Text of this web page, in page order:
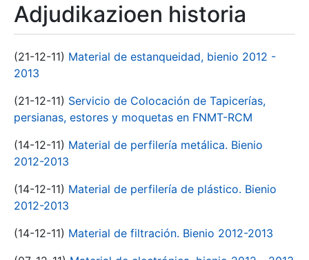
Adjudikazioen historia
(21-12-11) Material de estanqueidad, bienio 2012 -
2013
(21-12-11) Servicio de Colocación de Tapicerías,
persianas, estores y moquetas en FNMT-RCM
(14-12-11) Material de perfilería metálica. Bienio
2012-2013
(14-12-11) Material de perfilería de plástico. Bienio
2012-2013
(14-12-11) Material de filtración. Bienio 2012-2013